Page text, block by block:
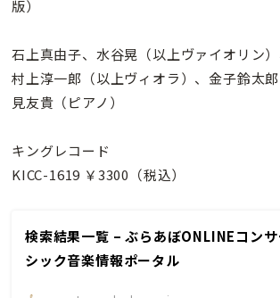
版）
石上真由子、水谷晃（以上ヴァイオリン）
村上淳一郎（以上ヴィオラ）、金子鈴太
見友貴（ピアノ）
キングレコード
KICC-1619 ￥3300（税込）
検索結果一覧 – ぶらあぼONLINEコン
シック音楽情報ポータル